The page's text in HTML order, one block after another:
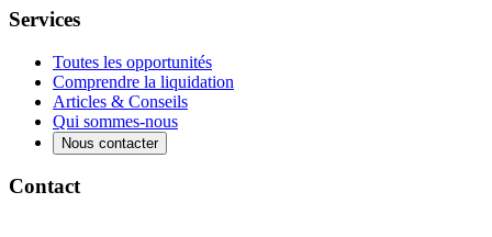
Services
Toutes les opportunités
Comprendre la liquidation
Articles & Conseils
Qui sommes-nous
Nous contacter
Contact